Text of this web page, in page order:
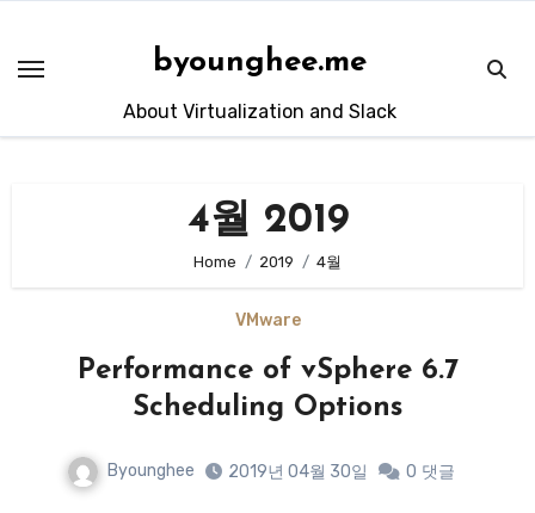
content
byounghee.me
About Virtualization and Slack
4월 2019
Home 2019 4월
VMware
Performance of vSphere 6.7
Scheduling Options
Byounghee 2019년 04월 30일 0 댓글